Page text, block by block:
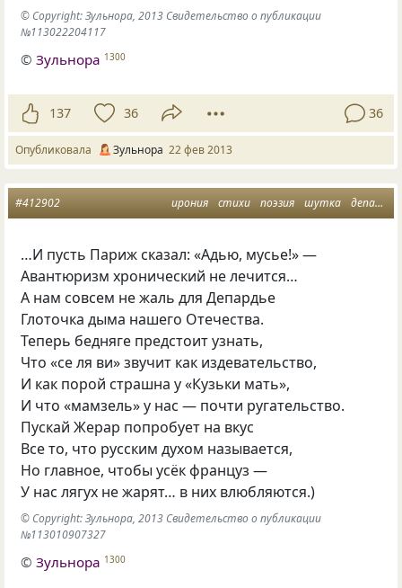
© Copyright: Зульнора, 2013 Свидетельство о публикации
№113022204117
©Зульнора 1300
137 36 36
Опубликовала Зульнора 22 фев 2013
ирония стихи поэзия шутка депардье
#412902
…И пусть Париж сказал: «Адью, мусье!» —
Авантюризм хронический не лечится…
А нам совсем не жаль для Депардье
Глоточка дыма нашего Отечества.
Теперь бедняге предстоит узнать,
Что «се ля ви» звучит как издевательство,
И как порой страшна у «Кузьки мать»,
И что «мамзель» у нас — почти ругательство.
Пускай Жерар попробует на вкус
Все то, что русским духом называется,
Но главное, чтобы усёк француз —
У нас лягух не жарят… в них влюбляются.)
© Copyright: Зульнора, 2013 Свидетельство о публикации
№113010907327
©Зульнора 1300